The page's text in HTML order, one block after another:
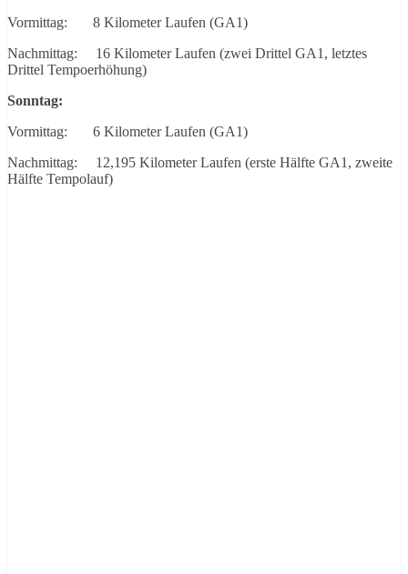
Vormittag: 8 Kilometer Laufen (GA1)
Nachmittag: 16 Kilometer Laufen (zwei Drittel GA1, letztes
Drittel Tempoerhöhung)
Sonntag:
Vormittag: 6 Kilometer Laufen (GA1)
Nachmittag: 12,195 Kilometer Laufen (erste Hälfte GA1, zweite
Hälfte Tempolauf)